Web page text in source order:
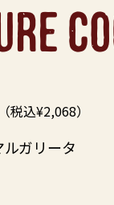
（税込¥2,068）
ガリータ